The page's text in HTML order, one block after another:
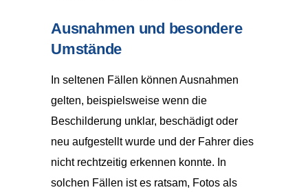
Ausnahmen und besondere
Umstände
In seltenen Fällen können Ausnahmen
gelten, beispielsweise wenn die
Beschilderung unklar, beschädigt oder
neu aufgestellt wurde und der Fahrer dies
nicht rechtzeitig erkennen konnte. In
solchen Fällen ist es ratsam, Fotos als